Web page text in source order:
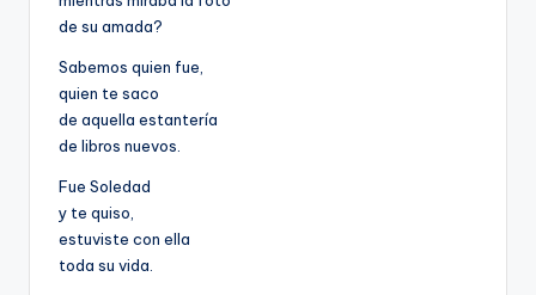
de su amada?
Sabemos quien fue,
quien te saco
de aquella estantería
de libros nuevos.
Fue Soledad
y te quiso,
estuviste con ella
toda su vida.